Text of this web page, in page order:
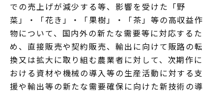
での売上げが減少する等、影響を受けた「野
菜」・「花き」・「果樹」・「茶」等の高収益作
物について、国内外の新たな需要等に対応するた
め、直接販売や契約販売、輸出に向けて販路の転
換又は拡大に取り組む農業者に対して、次期作に
おける資材や機械の導入等の生産活動に対する支
援や輸出等の新たな需要確保に向けた新技術の導